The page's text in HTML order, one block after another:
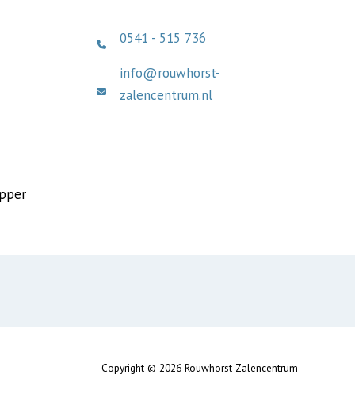
0541 - 515 736
info@rouwhorst-
zalencentrum.nl
Copyright © 2026 Rouwhorst Zalencentrum